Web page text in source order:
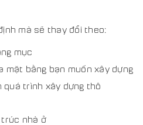
mà sẽ thay đổi theo:
mục
mặt bằng bạn muốn xây dựng
quá trình xây dựng thô
nhà ở